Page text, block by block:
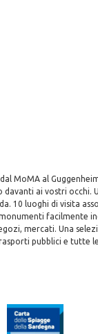
MoMA al
davanti ai vostri occhi.
10 luoghi di visita
facilmente
mercati. Una
pubblici e tutte